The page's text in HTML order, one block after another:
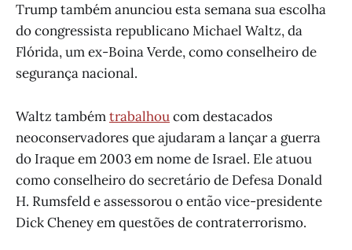
Trump também anunciou esta semana sua escolha
do congressista republicano Michael Waltz, da
Flórida, um ex-Boina Verde, como conselheiro de
segurança nacional.
Waltz tambémtrabalhoucom destacados
neoconservadores que ajudaram a lançar a guerra
do Iraque em 2003 em nome de Israel. Ele atuou
como conselheiro do secretário de Defesa Donald
H. Rumsfeld e assessorou o então vice-presidente
Dick Cheney em questões de contraterrorismo.